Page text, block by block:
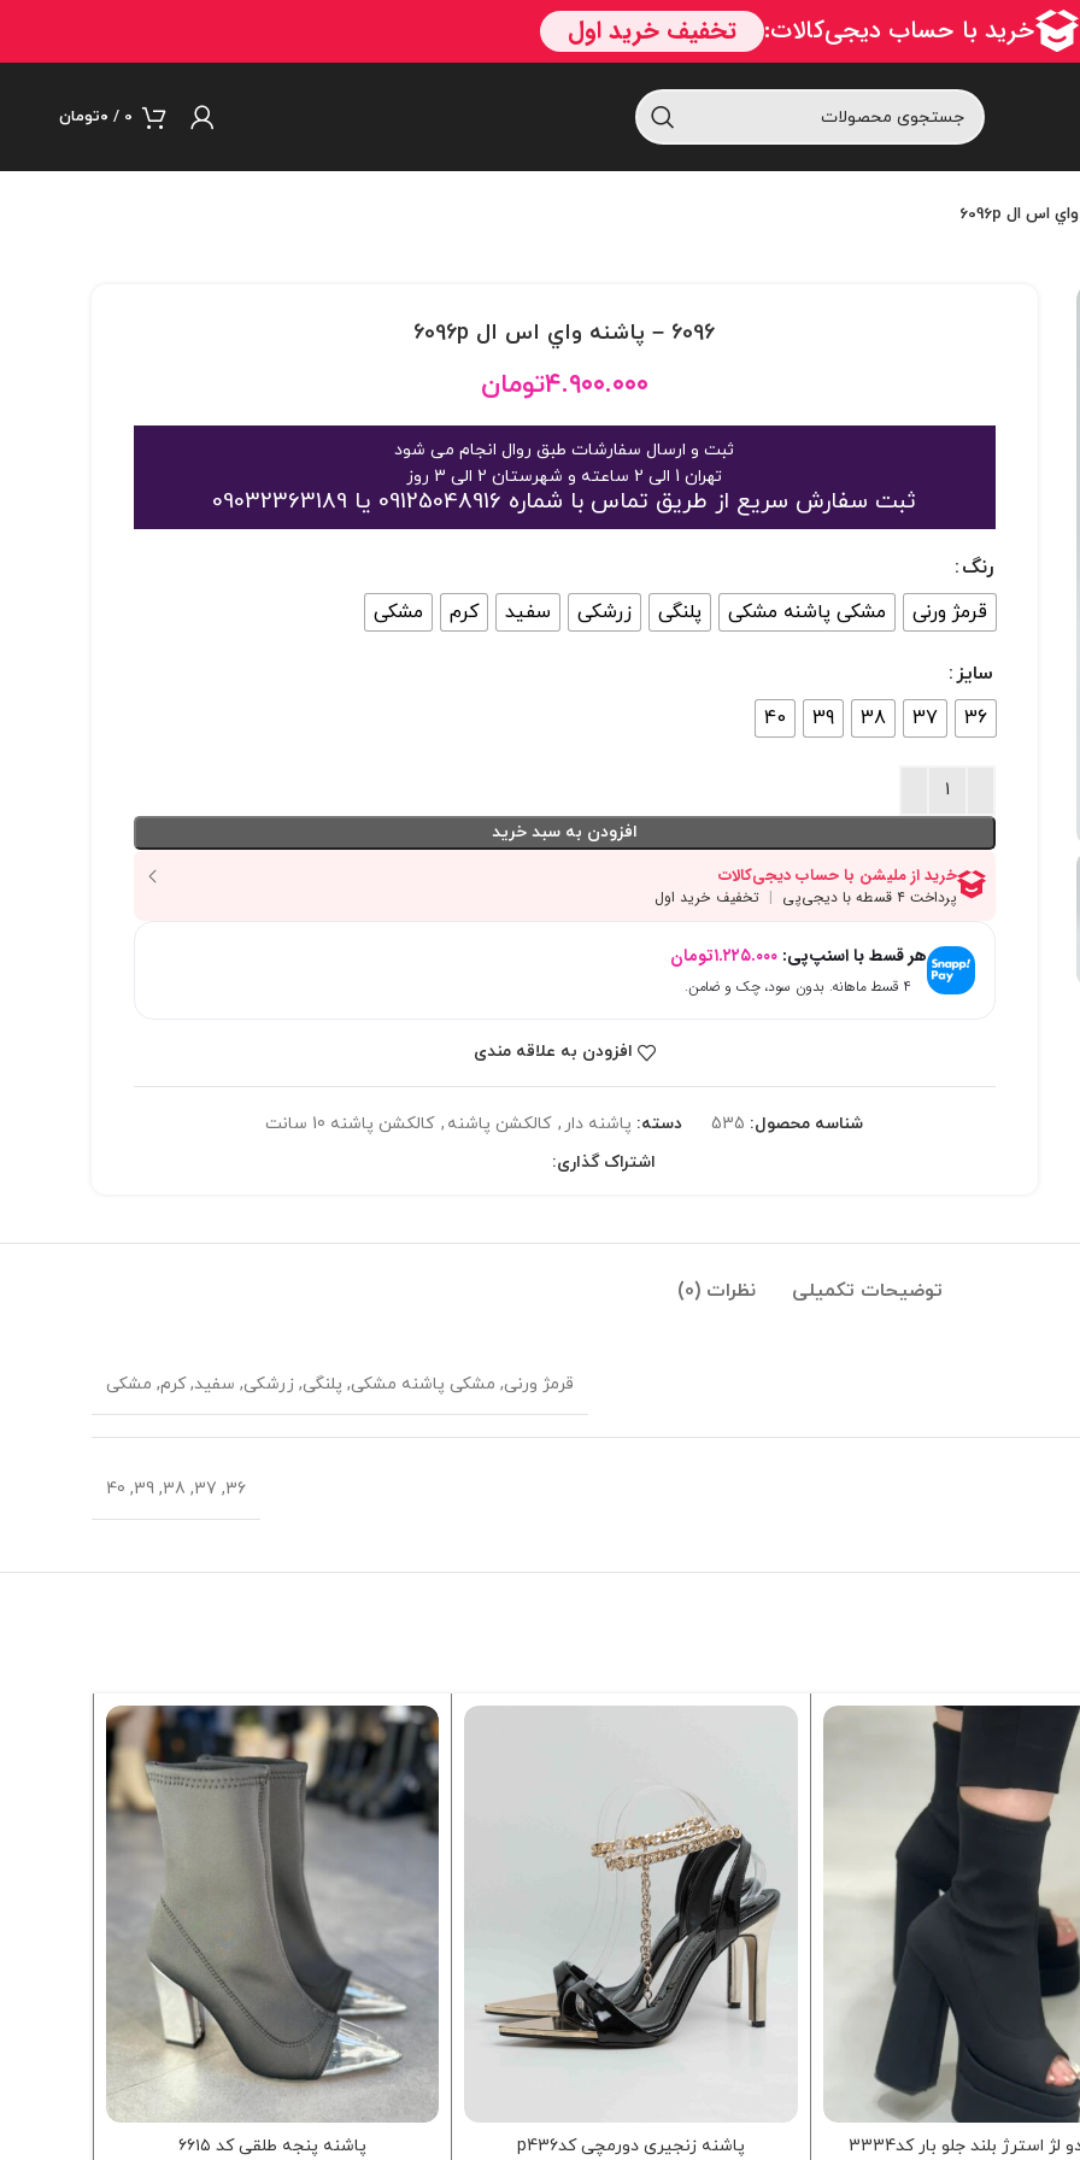
0
/ ۰تومان
6096 – پاشنه واي اس ال 6096p
۴.۹۰۰.۰۰۰تومان
ثبت و ارسال سفارشات طبق روال انجام می شود
تهران 1 الی 2 ساعته و شهرستان 2 الی 3 روز
ثبت سفارش سریع از طریق تماس با شماره 09125048916 یا 09032363189
رنگ
قرمژ ورنی
مشکی پاشنه مشکی پلنگی زرشکی سفید کرم مشکی
سایز
36
37
38
39
40
افزودن به سبد خرید
هر قسط با اسنپ‌پی:۱.۲۲۵.۰۰۰تومان
۴ قسط ماهانه. بدون سود، چک و ضامن.
افزودن به علاقه مندی
شناسه محصول: 535 دسته: پاشنه دار , کالکشن پاشنه , کالکشن پاشنه 10 سانت
اشتراک گذاری:
توضیحات تکمیلی نظرات (0)
قرمژ ورنی, مشکی پاشنه مشکی, پلنگی, زرشکی, سفید, کرم, مشکی
36, 37, 38, 39, 40
لژ استرژ بلند جلو بار کد3334
پاشنه زنجیری دورمچی کدp436
پاشنه پنجه طلقی کد ۶۶۱۵